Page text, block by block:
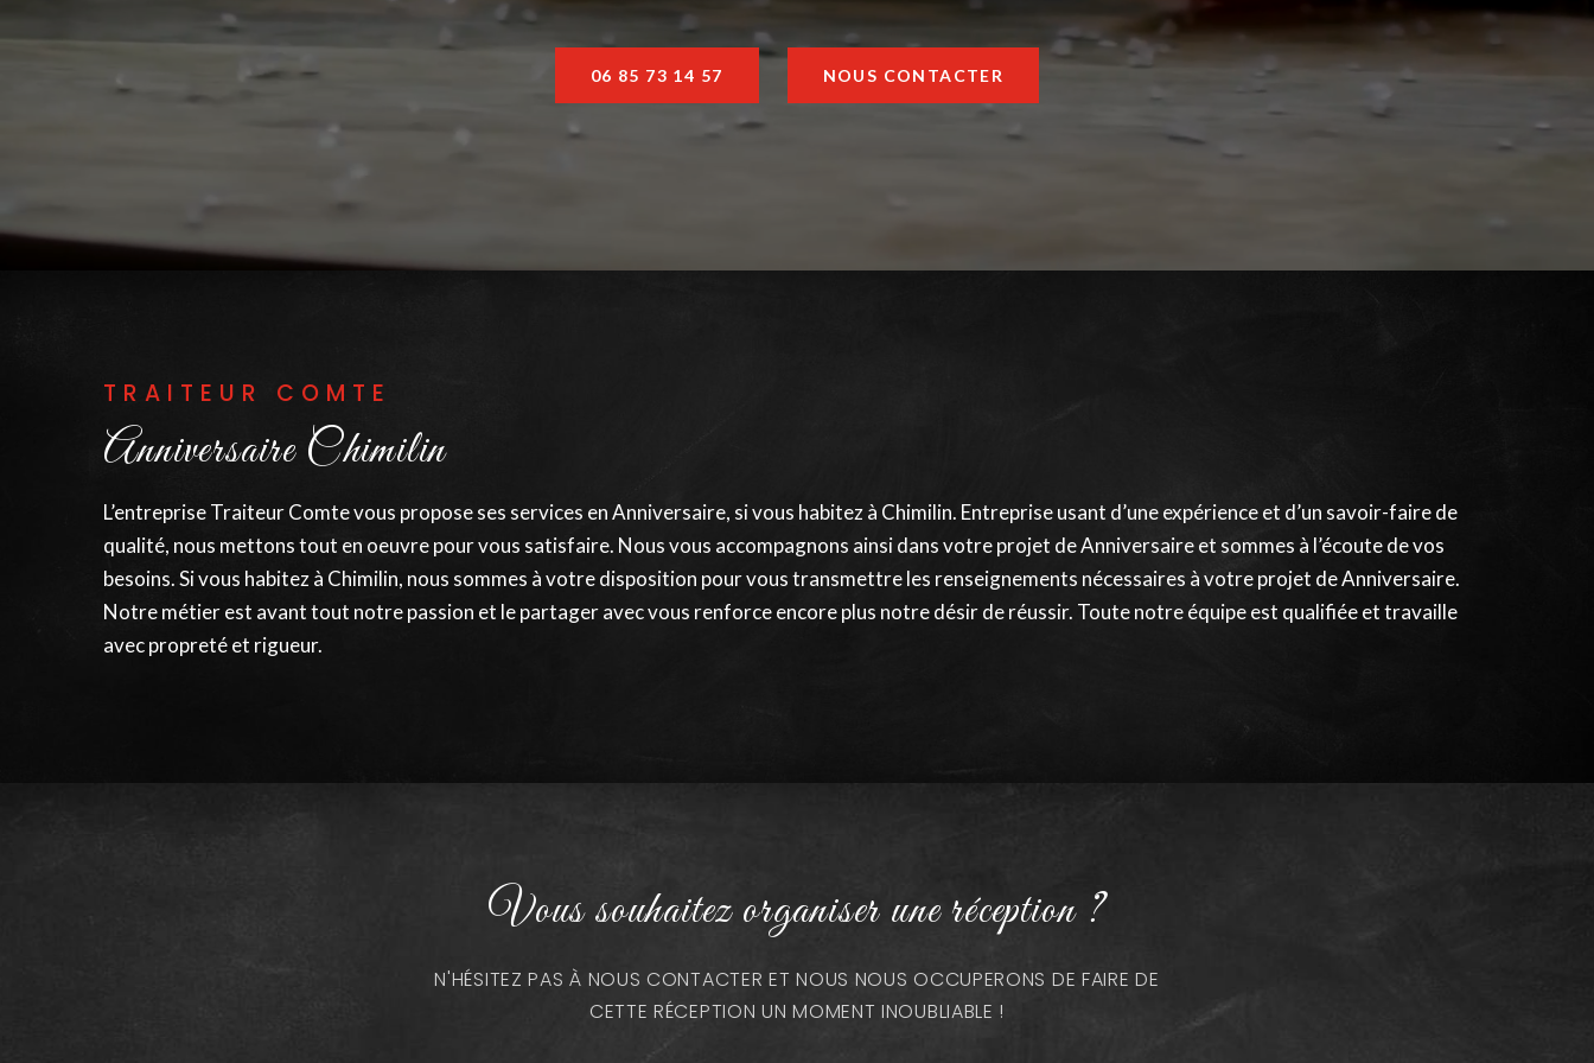
06 85 73 14 57 NOUS CONTACTER
TRAITEUR COMTE
Anniversaire Chimilin
L’entreprise Traiteur Comte vous propose ses services en Anniversaire, si vous habitez à Chimilin. Entreprise usant d’une expérience et d’un savoir-faire de
qualité, nous mettons tout en oeuvre pour vous satisfaire. Nous vous accompagnons ainsi dans votre projet de Anniversaire et sommes à l’écoute de vos
besoins. Si vous habitez à Chimilin, nous sommes à votre disposition pour vous transmettre les renseignements nécessaires à votre projet de Anniversaire.
Notre métier est avant tout notre passion et le partager avec vous renforce encore plus notre désir de réussir. Toute notre équipe est qualifiée et travaille
avec propreté et rigueur.
Vous souhaitez organiser une réception ?
N'HÉSITEZ PAS À NOUS CONTACTER ET NOUS NOUS OCCUPERONS DE FAIRE DE
CETTE RÉCEPTION UN MOMENT INOUBLIABLE !